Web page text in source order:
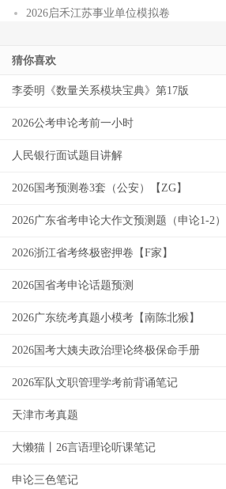
2026启禾江苏事业单位模拟卷
猜你喜欢
李委明《数量关系模块宝典》第17版
2026公考申论考前一小时
人民银行面试题目讲解
2026国考预测卷3套（公安）【ZG】
2026广东省考申论大作文预测题（申论1-2）
2026浙江省考终极密押卷【F家】
2026国省考申论话题预测
2026广东统考真题小模考【南陈北猴】
2026国考大姨夫政治理论终极保命手册
2026军队文职管理学考前背诵笔记
天津市考真题
大懒猫丨26言语理论听课笔记
申论三色笔记